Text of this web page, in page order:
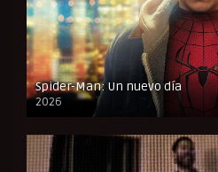
Spider-Man: Un nuevo día
2026